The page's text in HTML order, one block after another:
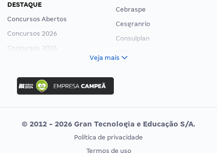
DESTAQUE
Concursos Abertos
Concursos 2026
Concursos 2025
Concurso Ibama
Concurso MPU
Editais publicados
Cebraspe
Cesgranrio
Consulplan
Vunesp
CONCURSOS POR PROFISSÃO
EXAME DE ORDEM
Veja mais
© 2012 - 2026 Gran Tecnologia e Educação S/A.
Política de privacidade
Termos de uso